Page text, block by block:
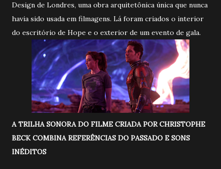
Design de Londres, uma obra arquitetônica única que nunca
havia sido usada em filmagens. Lá foram criados o interior
do escritório de Hope e o exterior de um evento de gala.
A TRILHA SONORA DO FILME CRIADA POR CHRISTOPHE
BECK COMBINA REFERÊNCIAS DO PASSADO E SONS
INÉDITOS